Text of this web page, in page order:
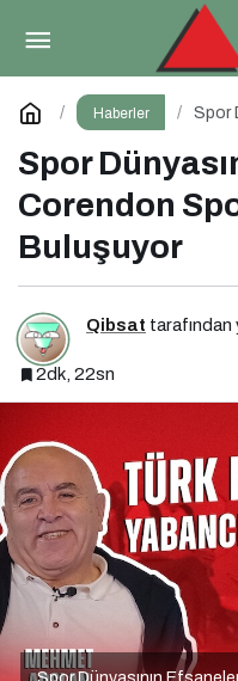
Haberler
Spor
Spor
Corendon
Buluşuyor
Qibsat tarafından
2dk, 22sn
Türk
Yorum Yap